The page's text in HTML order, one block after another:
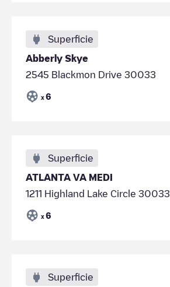
Superficie
Abberly Skye
2545 Blackmon Drive 30033
x 6
Superficie
ATLANTA VA MEDI
1211 Highland Lake Circle 30033
x 6
Superficie